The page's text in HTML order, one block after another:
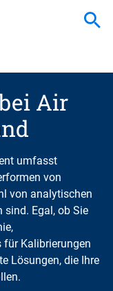
Air
umfasst
von
von analytischen
Egal, ob Sie
für Kalibrierungen
Lösungen, die Ihre